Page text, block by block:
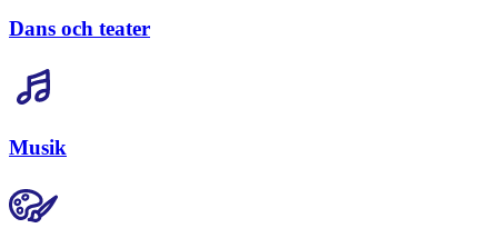
Dans och teater
Musik